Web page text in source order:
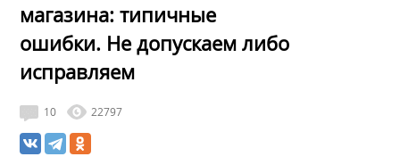
магазина: типичные
ошибки. Не допускаем либо
исправляем
10 22797